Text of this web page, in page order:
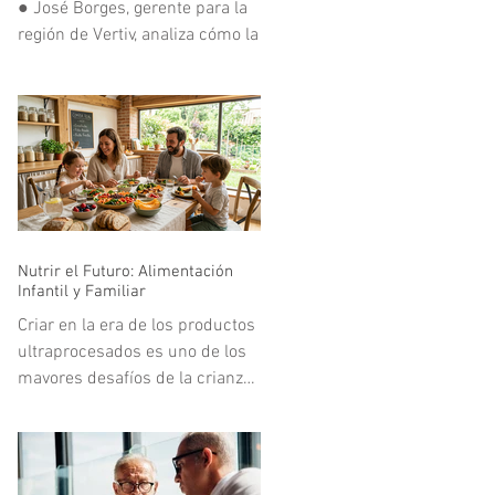
al Parque en el Simón Bolívar.
En
● José Borges, gerente para la
región de Vertiv, analiza cómo la
retos tecnológicos del deporte
mundial.
Nutrir el Futuro: Alimentación
Infantil y Familiar
Criar en la era de los productos
ultraprocesados es uno de los
mayores desafíos de la crianza
entorno acelerado donde la
publicidad y la comodidad de la
comida rápida compiten de